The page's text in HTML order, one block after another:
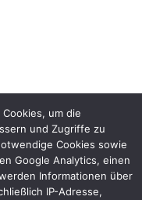
um die
und Zugriffe zu
Cookies sowie
Google Analytics, einen
Informationen über
IP-Adresse,